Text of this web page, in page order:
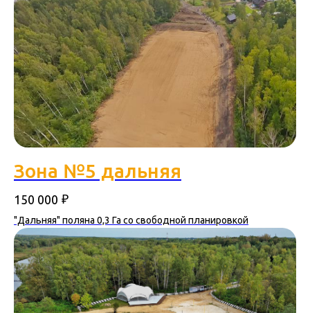
Зона №5 дальняя
150 000 ₽
"Дальняя" поляна 0,3 Га со свободной планировкой